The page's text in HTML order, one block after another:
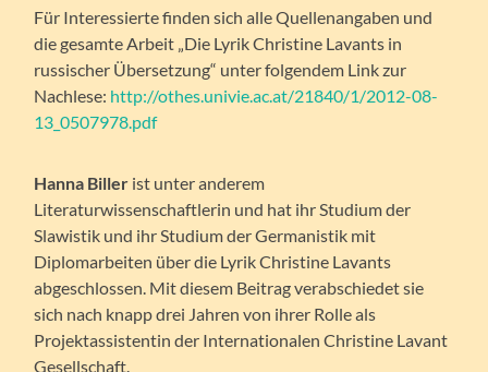
Für Interessierte finden sich alle Quellenangaben und
die gesamte Arbeit „Die Lyrik Christine Lavants in
russischer Übersetzung“ unter folgendem Link zur
Nachlese: http://othes.univie.ac.at/21840/1/2012-08-
13_0507978.pdf
Hanna Biller ist unter anderem
Literaturwissenschaftlerin und hat ihr Studium der
Slawistik und ihr Studium der Germanistik mit
Diplomarbeiten über die Lyrik Christine Lavants
abgeschlossen. Mit diesem Beitrag verabschiedet sie
sich nach knapp drei Jahren von ihrer Rolle als
Projektassistentin der Internationalen Christine Lavant
Gesellschaft.